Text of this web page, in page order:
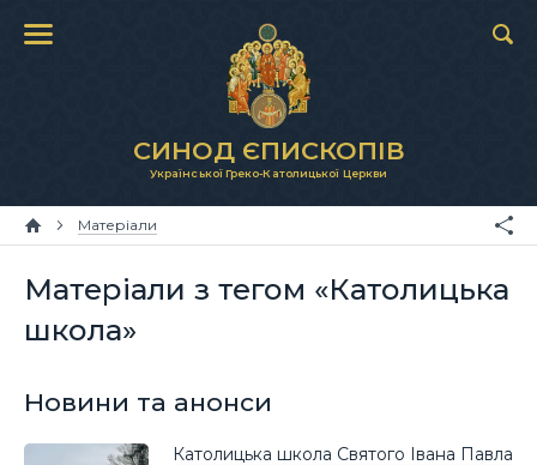
СИНОД ЄПИСКОПІВ
Української Греко-Католицької Церкви
Матеріали
Матеріали з тегом «Католицька
школа»
Новини та анонси
Католицька школа Святого Івана Павла